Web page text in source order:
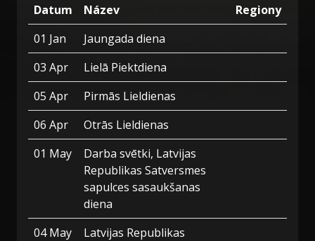
Datum Název
Regiony
01 Jan
Jaungada diena
03 Apr
Lielā Piektdiena
05 Apr
Pirmās Lieldienas
06 Apr
Otrās Lieldienas
01 May
Darba svētki, Latvijas
Republikas Satversmes
sapulces sasaukšanas
diena
04 May
Latvijas Republikas